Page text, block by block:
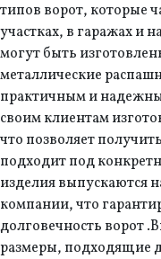
типов ворот, которые
участках, в гаражах и
могут быть
металлические
практичным и
своим клиентам
что позволяет
подходит под
изделия выпускаются
компании, что
долговечность ворот
размеры, подходящие